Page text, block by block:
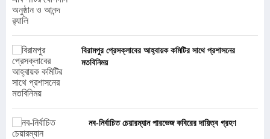
বিরামপুর প্রেসক্লাবের আহ্বায়ক কমিটির সাথে প্রশাসনের
মতবিনিময়
নব-নির্বাচিত চেয়ারম্যান পারভেজ কবিরের দায়িত্ব গ্রহণ